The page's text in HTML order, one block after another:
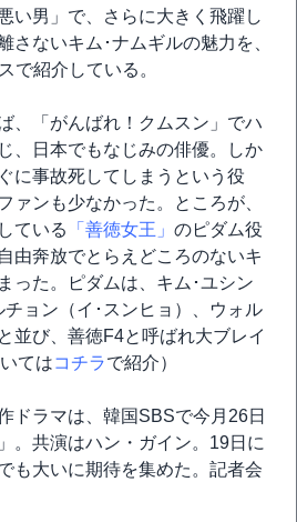
い男」で、さらに大きく飛躍し
さないキム･ナムギルの魅力を、
で紹介している。
、「がんばれ！クムスン」でハ
、日本でもなじみの俳優。しか
に事故死してしまうという役
ァンも少なかった。ところが、
ている
「善徳女王」 のピダム役
由奔放でとらえどころのないキ
った。ピダムは、キム･ユシン
チョン（イ･スンヒョ）、ウォル
並び、善徳F4と呼ばれ大ブレイ
てはコチラで紹介）
ドラマは、韓国SBSで今月26日
。共演はハン・ガイン。19日に
も大いに期待を集めた。記者会